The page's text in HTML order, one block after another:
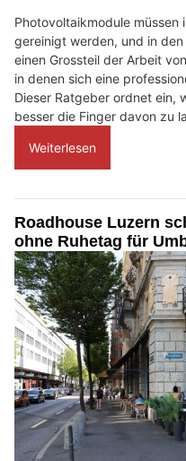
Photovoltaikmodule
gereinigt werden, und in
einen Grossteil der Arbeit
in denen sich eine
Dieser Ratgeber ordnet ein,
besser die Finger davon zu
Weiterlesen
Roadhouse Luzern
ohne Ruhetag für